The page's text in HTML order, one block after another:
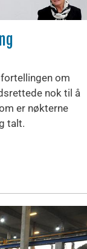
om
nok til å
er nøkterne
talt.